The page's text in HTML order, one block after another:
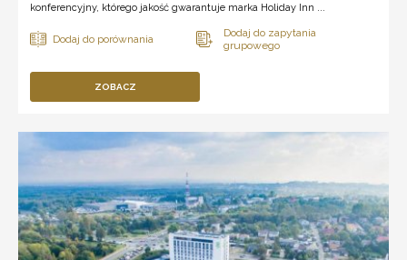
konferencyjny, którego jakość gwarantuje marka Holiday Inn ...
ZOBACZ